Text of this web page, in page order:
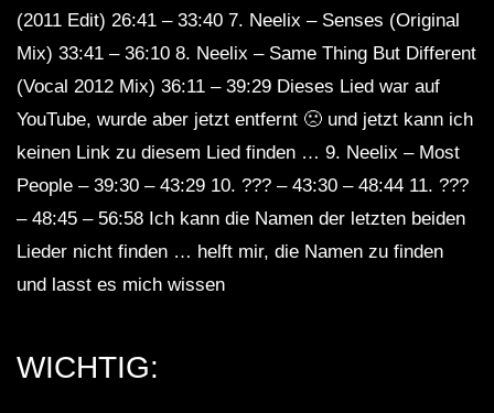
(2011 Edit) 26:41 – 33:40 7. Neelix – Senses (Original
Mix) 33:41 – 36:10 8. Neelix – Same Thing But Different
(Vocal 2012 Mix) 36:11 – 39:29 Dieses Lied war auf
YouTube, wurde aber jetzt entfernt 🙁 und jetzt kann ich
keinen Link zu diesem Lied finden … 9. Neelix – Most
People – 39:30 – 43:29 10. ??? – 43:30 – 48:44 11. ???
– 48:45 – 56:58 Ich kann die Namen der letzten beiden
Lieder nicht finden … helft mir, die Namen zu finden
und lasst es mich wissen
WICHTIG: